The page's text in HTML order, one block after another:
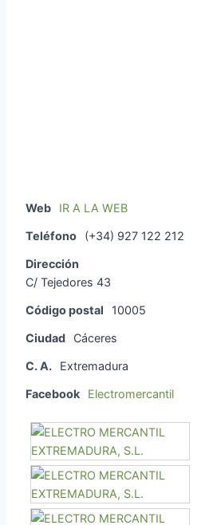
Web IR A LA WEB
Teléfono (+34) 927 122 212
Dirección
C/ Tejedores 43
Código postal 10005
Ciudad Cáceres
C. A. Extremadura
Facebook Electromercantil